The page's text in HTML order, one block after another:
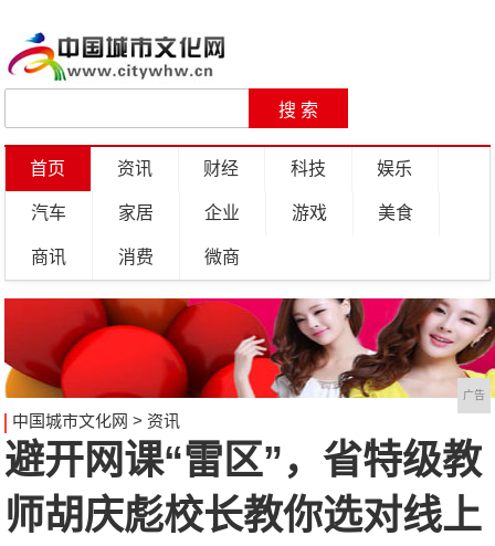
首页 资讯 财经 科技 娱乐
汽车 家居 企业 游戏 美食
商讯 消费 微商
广告
中国城市文化网 > 资讯
避开网课“雷区”，省特级教
师胡庆彪校长教你选对线上